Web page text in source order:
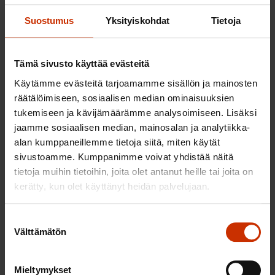
Suostumus Yksityiskohdat Tietoja
Tämä sivusto käyttää evästeitä
Käytämme evästeitä tarjoamamme sisällön ja mainosten
räätälöimiseen, sosiaalisen median ominaisuuksien
tukemiseen ja kävijämäärämme analysoimiseen. Lisäksi
jaamme sosiaalisen median, mainosalan ja analytiikka-
alan kumppaneillemme tietoja siitä, miten käytät
sivustoamme. Kumppanimme voivat yhdistää näitä
tietoja muihin tietoihin, joita olet antanut heille tai joita on
kerätty, kun olet käyttänyt heidän palvelujaan.
valinta
Välttämätön
Mieltymykset
rajoite.
Direktiiviehdotusten periaate, että yrityksen tulosta
tunnustettu, mutta sitä ei pystytä toteuttamaan
riittävän hyvin mekaanisella jakokaavalla. Tällainen
kaava väistämättä perustuu tekijöihin, jotka
kussakin yksittäisessä yrityksessä liittyvät tuloksen
syntyyn hyvin eri tavalla. Lisäksi
direktiiviehdotuksen kaavassa näkyy selvästi, että
tuloksen verottaminen siellä, missä se syntyy, ei ole
ollut komission ainoa näkökulma harkitessaan
maan alueella tapahtuva myynti kasvattaa maan
veropohjaa merkittävästi. Tosiasiassa suuren maan